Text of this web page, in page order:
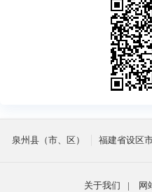
泉州县（市、区） 福建省设区
关于我们 | 网